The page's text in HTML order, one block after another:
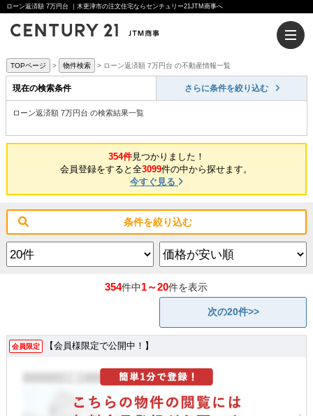
ローン返済額 7万円台 ｜木更津市の注文住宅ならセンチュリー21JTM商事へ
TOPページ 物件検索 ローン返済額 7万円台 の不動産情報一覧
現在の検索条件 さらに条件を絞り込む
ローン返済額 7万円台 の検索結果一覧
354件見つかりました！
会員登録をすると全3099件の中から探せます。
今すぐ見る
条件を絞り込む
354件中1～20件を表示
次の20件>>
会員限定 【会員様限定で公開中！】